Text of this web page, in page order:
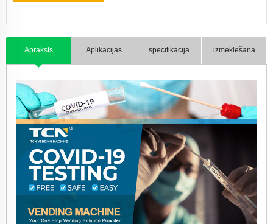
Apraksts Aplikācijas specifikācija izmeklēšana